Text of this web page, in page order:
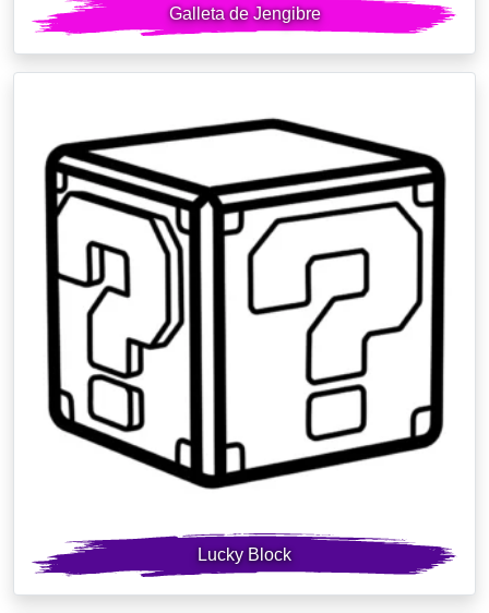
Galleta de Jengibre
Lucky Block